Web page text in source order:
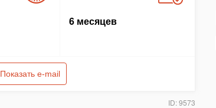
6 месяцев
Показать e-mail
ID: 9573